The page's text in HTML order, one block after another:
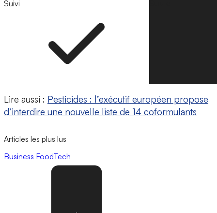
Suivi
Lire aussi : Pesticides : l’exécutif européen propose
d’interdire une nouvelle liste de 14 coformulants
Articles les plus lus
Business FoodTech